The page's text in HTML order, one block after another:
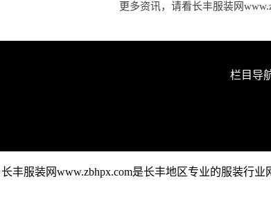
更多资讯，请看长丰服装网
栏目导
长丰服装网www.zbhpx.com是长丰地区专业的服装行